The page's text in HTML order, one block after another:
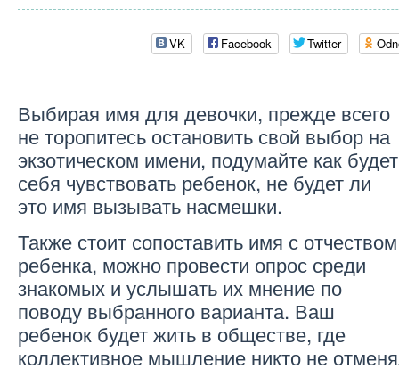
VK Facebook Twitter
Выбирая имя для девочки, прежде всего
не торопитесь остановить свой выбор на
экзотическом имени, подумайте как будет
себя чувствовать ребенок, не будет ли
это имя вызывать насмешки.
Также стоит сопоставить имя с отчеством
ребенка, можно провести опрос среди
знакомых и услышать их мнение по
поводу выбранного варианта. Ваш
ребенок будет жить в обществе, где
коллективное мышление никто не